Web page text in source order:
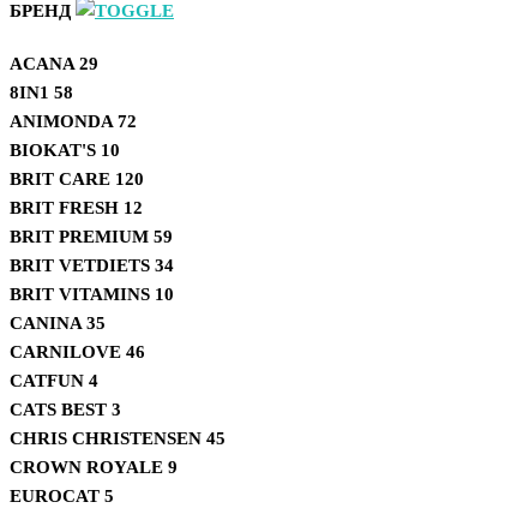
БРЕНД
ACANA29
8IN1 58
ANIMONDA72
BIOKAT'S 10
BRIT CARE 120
BRIT FRESH 12
BRIT PREMIUM 59
BRIT VETDIETS 34
BRIT VITAMINS 10
CANINA35
CARNILOVE 46
CATFUN 4
CATS BEST 3
CHRIS CHRISTENSEN 45
CROWN ROYALE 9
EUROCAT 5